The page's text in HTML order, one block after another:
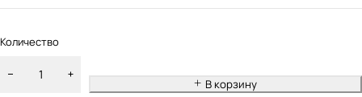
Количество
В корзину